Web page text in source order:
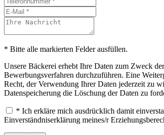
* Bitte alle markierten Felder ausfüllen.
Unsere Bäckerei erhebt Ihre Daten zum Zweck
Bewerbungsverfahren durchzuführen. Eine
Recht, der Verwendung Ihrer Daten jederzeit zu
Datenspeicherung die Löschung der Daten zu
* Ich erkläre mich ausdrücklich damit
Einverständniserklärung meines/r